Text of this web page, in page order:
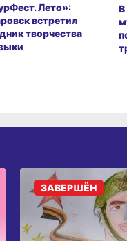
Лето»:
встретил
творчества
В
ЗАВЕРШЁН